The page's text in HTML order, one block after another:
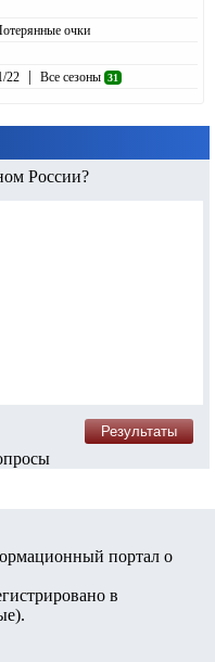
очки
22 | Все сезоны 31
России?
портал о
в
).